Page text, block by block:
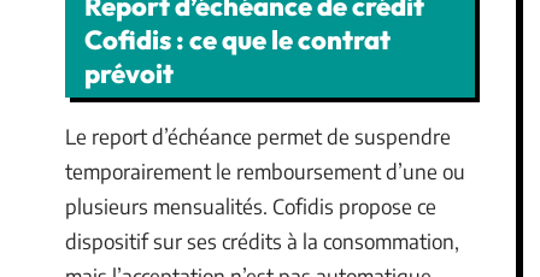
Cofidis : ce que le contrat
prévoit
Le report d’échéance permet de suspendre
temporairement le remboursement d’une ou
plusieurs mensualités. Cofidis propose ce
dispositif sur ses crédits à la consommation,